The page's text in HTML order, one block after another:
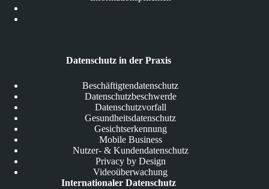
Datenschutz in der Praxis
Beschäftigtendatenschutz
Datenschutzbeschwerde
Datenschutzvorfall
Gesundheitsdatenschutz
Gesichtserkennung
Mobile Business
Nutzer- & Kundendatenschutz
Privacy by Design
Videoüberwachung
Internationaler Datenschutz